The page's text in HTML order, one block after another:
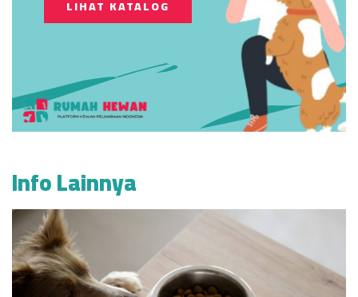
LIHAT KATALOG
Info Lainnya